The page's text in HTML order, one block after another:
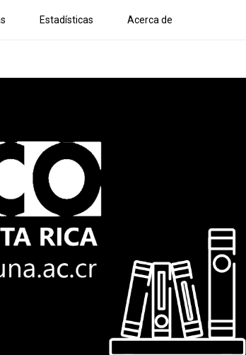
Estadísticas Acerca de